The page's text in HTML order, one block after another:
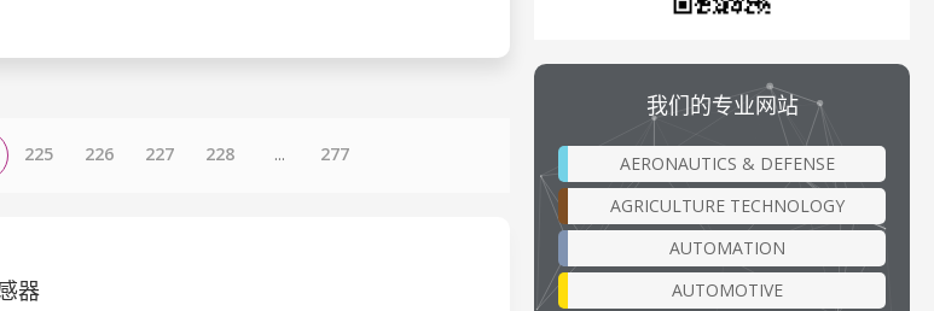
225 226 227 228 ... 277
器
我们的专业网站
AERONAUTICS & DEFENSE
AGRICULTURE TECHNOLOGY
AUTOMATION
AUTOMOTIVE